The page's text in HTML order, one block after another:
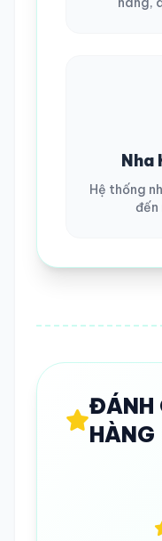
Nha
Hệ thống
đến
ĐÁNH
HÀNG